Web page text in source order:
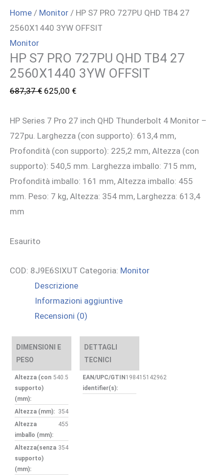
Home / Monitor / HP S7 PRO 727PU QHD TB4 27
2560X1440 3YW OFFSIT
Monitor
HP S7 PRO 727PU QHD TB4 27
2560X1440 3YW OFFSIT
687,37€ Il
originale
era:
687,37 €.
625,00 €Il
attuale
è:
625,00 €.
HP Series 7 Pro 27 inch QHD Thunderbolt 4 Monitor –
727pu. Larghezza (con supporto): 613,4 mm,
Profondità (con supporto): 225,2 mm, Altezza (con
supporto): 540,5 mm. Larghezza imballo: 715 mm,
Profondità imballo: 161 mm, Altezza imballo: 455
mm. Peso: 7 kg, Altezza: 354 mm, Larghezza: 613,4
mm
Esaurito
COD: 8J9E6SIXUT Categoria: Monitor
Descrizione
Informazioni aggiuntive
Recensioni (0)
DIMENSIONI E
PESO
Altezza (con
supporto)
(mm):
540.5
Altezza (mm): 354
Altezza
imballo (mm):
455
Altezza(senza
supporto)
(mm):
354
DETTAGLI
TECNICI
EAN/UPC/GTIN
identifier(s):
198415142962